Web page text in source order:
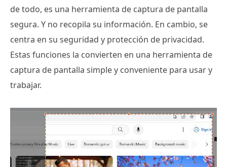
de todo, es una herramienta de captura de pantalla
segura. Y no recopila su información. En cambio, se
centra en su seguridad y protección de privacidad.
Estas funciones la convierten en una herramienta de
captura de pantalla simple y conveniente para usar y
trabajar.